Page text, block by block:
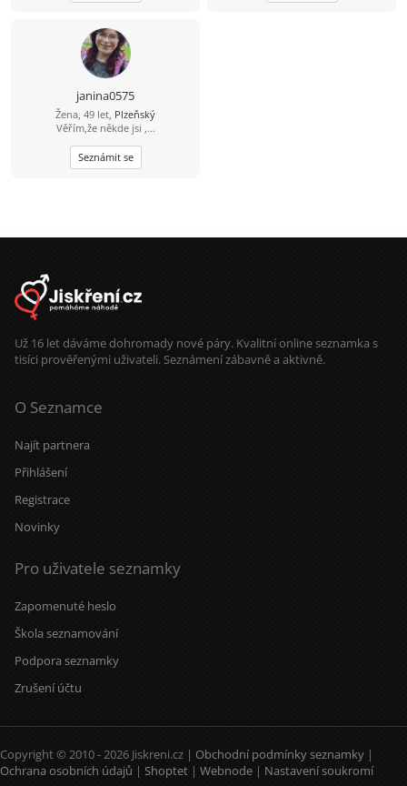
janina0575
Žena, 49 let, Plzeňský
Věřím,že někde jsi ,...
Seznámit se
Už 16 let dáváme dohromady nové páry. Kvalitní online seznamka s
tisíci prověřenými uživateli. Seznámení zábavně a aktivně.
O Seznamce
Najít partnera
Přihlášení
Registrace
Novinky
Pro uživatele seznamky
Zapomenuté heslo
Škola seznamování
Podpora seznamky
Zrušení účtu
Copyright © 2010 - 2026 Jiskreni.cz | Obchodní podmínky seznamky |
Ochrana osobních údajů | Shoptet | Webnode | Nastavení soukromí